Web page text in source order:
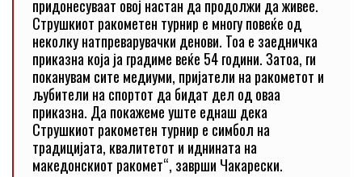
придонесуваат овој настан да продолжи да живее.
Струшкиот ракометен турнир е многу повеќе од
неколку натпреварувачки денови. Тоа е заедничка
приказна која ја градиме веќе 54 години. Затоа, ги
поканувам сите медиуми, пријатели на ракометот и
љубители на спортот да бидат дел од оваа
приказна. Да покажеме уште еднаш дека
Струшкиот ракометен турнир е симбол на
традицијата, квалитетот и иднината на
македонскиот ракомет“, заврши Чакарески.